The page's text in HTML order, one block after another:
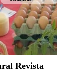
Revista